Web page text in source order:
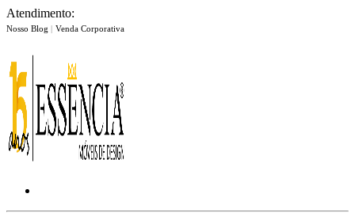
Atendimento:
Nosso Blog | Venda Corporativa